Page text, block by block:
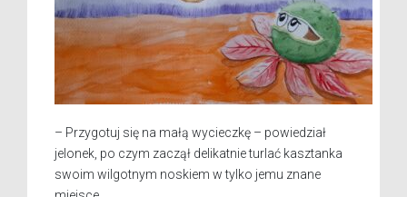
– Przygotuj się na małą wycieczkę – powiedział
jelonek, po czym zaczął delikatnie turlać kasztanka
swoim wilgotnym noskiem w tylko jemu znane